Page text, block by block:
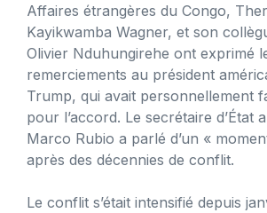
Affaires étrangères du Congo,
Kayikwamba Wagner, et son
Olivier Nduhungirehe ont exprimé
remerciements au président
Trump, qui avait personnellement
pour l’accord. Le secrétaire d’État
Marco Rubio a parlé d’un «
après des décennies de conflit.
Le conflit s’était intensifié depuis